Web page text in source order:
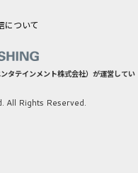
について
タテインメント株式会社）が運営してい
All Rights Reserved.